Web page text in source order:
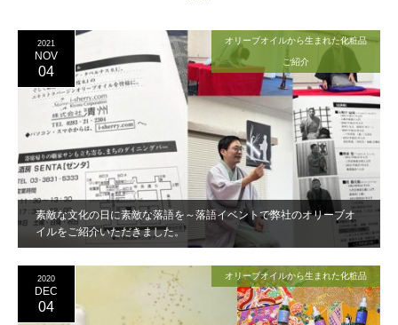
素敵な文化の日に素敵な落語を～落語イベントで弊社のオリーブオ
イルをご紹介いただきました。
2021
NOV
04
オリーブオイルから生まれた化粧品
ご紹介
2020
DEC
04
オリーブオイルから生まれた化粧品